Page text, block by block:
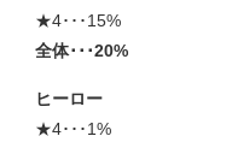
★4･･･15%
全体･･･20%
ヒーロー
★4･･･1%